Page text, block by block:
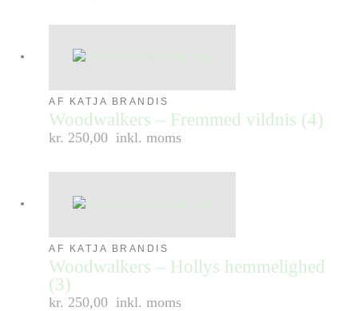
AF KATJA BRANDIS
Woodwalkers – Fremmed vildnis (4)
kr. 250,00 inkl. moms
AF KATJA BRANDIS
Woodwalkers – Hollys hemmelighed
(3)
kr. 250,00 inkl. moms